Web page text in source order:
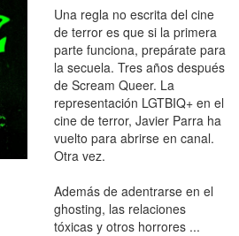
Una regla no escrita del cine
de terror es que si la primera
parte funciona, prepárate para
la secuela. Tres años después
de Scream Queer. La
representación LGTBIQ+ en el
cine de terror, Javier Parra ha
vuelto para abrirse en canal.
Otra vez.
Además de adentrarse en el
ghosting, las relaciones
tóxicas y otros horrores ...